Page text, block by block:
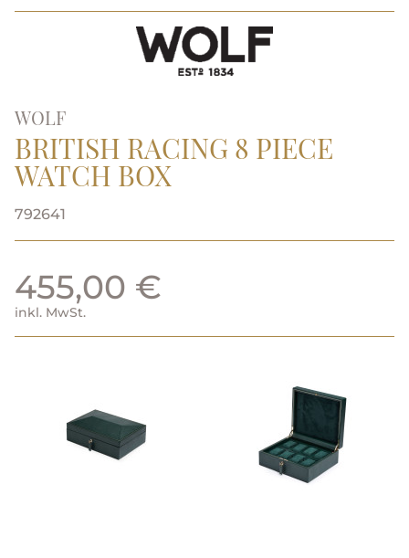
WOLF
BRITISH RACING 8 PIECE
WATCH BOX
792641
455,00 €
inkl. MwSt.